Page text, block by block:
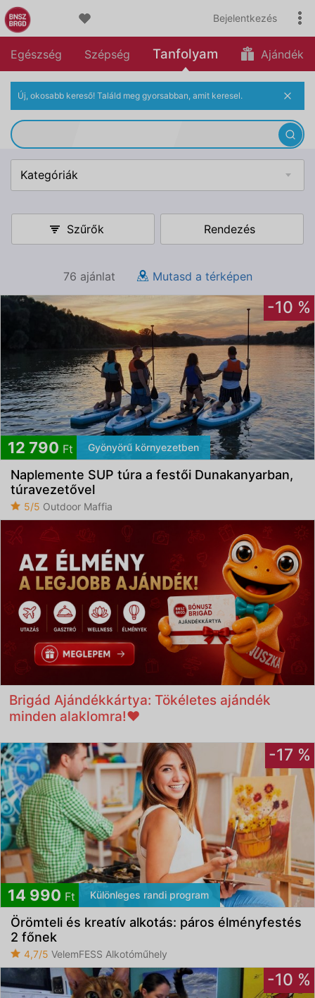
Bejelentkezés
Egészség Szépség Tanfolyam Ajándék
Új, okosabb kereső! Találd meg gyorsabban, amit keresel.
Kategóriák
Szűrők Rendezés
76 ajánlat Mutasd a térképen
-10 %
12 790 Ft Gyönyörű környezetben
Naplemente SUP túra a festői Dunakanyarban,
túravezetővel
5/5 Outdoor Maffia
Brigád Ajándékkártya: Tökéletes ajándék
minden alaklomra!❤️
-17 %
14 990 Ft Különleges randi program
Örömteli és kreatív alkotás: páros élményfestés
2 főnek
4,7/5 VelemFESS Alkotóműhely
-10 %